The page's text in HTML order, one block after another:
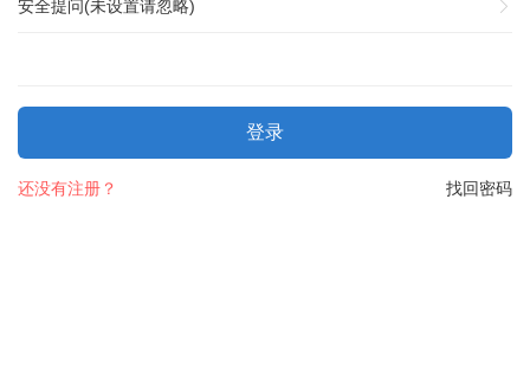
安全提问(未设置请忽略)
登录
找回密码
还没有注册？